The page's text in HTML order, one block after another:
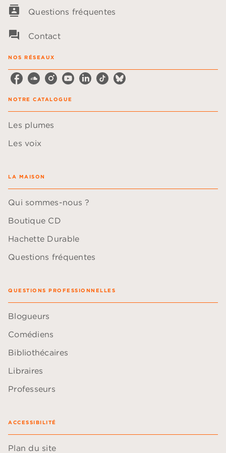
contacts Questions fréquentes
question_answer Contact
NOS RÉSEAUX
NOTRE CATALOGUE
Les plumes
Les voix
LA MAISON
Qui sommes-nous ?
Boutique CD
Hachette Durable
Questions fréquentes
QUESTIONS PROFESSIONNELLES
Blogueurs
Comédiens
Bibliothécaires
Libraires
Professeurs
ACCESSIBILITÉ
Plan du site